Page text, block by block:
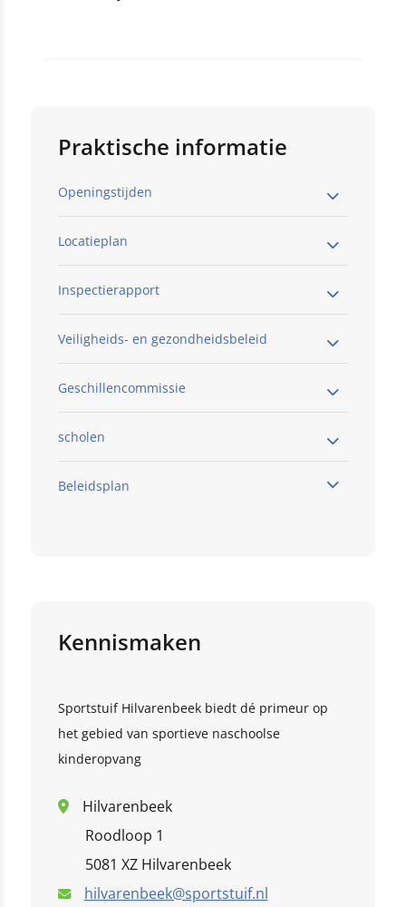
Praktische informatie
Openingstijden
Locatieplan
Inspectierapport
Veiligheids- en gezondheidsbeleid
Geschillencommissie
scholen
Kindcentrum Starrebos
Kindcentrum Reizenrijk
kindercentrum de Vlinderakker
Kindercentrum St. Jozef
Beleidsplan
deze link
this link
Kennismaken
Sportstuif Hilvarenbeek biedt dé primeur op
het gebied van sportieve naschoolse
kinderopvang
Hilvarenbeek
Roodloop 1
5081 XZ Hilvarenbeek
hilvarenbeek@sportstuif.nl